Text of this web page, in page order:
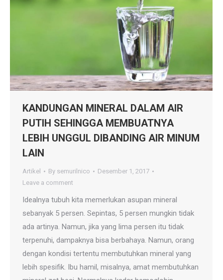
KANDUNGAN MINERAL DALAM AIR
PUTIH SEHINGGA MEMBUATNYA
LEBIH UNGGUL DIBANDING AIR MINUM
LAIN
Artikel By semurilnico
Desember 1, 2017
Leave a comment
Idealnya tubuh kita memerlukan asupan mineral
sebanyak 5 persen. Sepintas, 5 persen mungkin tidak
ada artinya. Namun, jika yang lima persen itu tidak
terpenuhi, dampaknya bisa berbahaya. Namun, orang
dengan kondisi tertentu membutuhkan mineral yang
lebih spesifik. Ibu hamil, misalnya, amat membutuhkan